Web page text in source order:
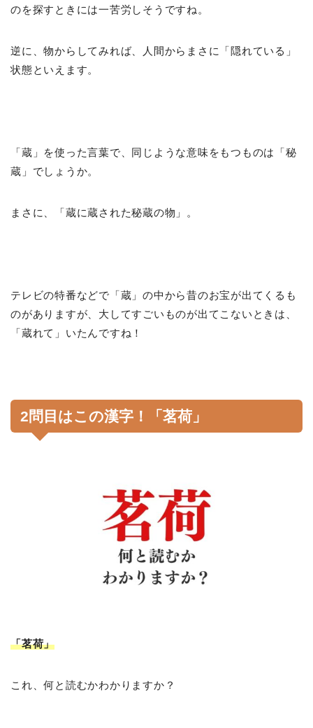
のを探すときには一苦労しそうですね。
逆に、物からしてみれば、人間からまさに「隠れている」
状態といえます。
「蔵」を使った言葉で、同じような意味をもつものは「秘
蔵」でしょうか。
まさに、「蔵に蔵された秘蔵の物」。
テレビの特番などで「蔵」の中から昔のお宝が出てくるも
のがありますが、大してすごいものが出てこないときは、
「蔵れて」いたんですね！
2問目はこの漢字！「茗荷」
「茗荷」
これ、何と読むかわかりますか？